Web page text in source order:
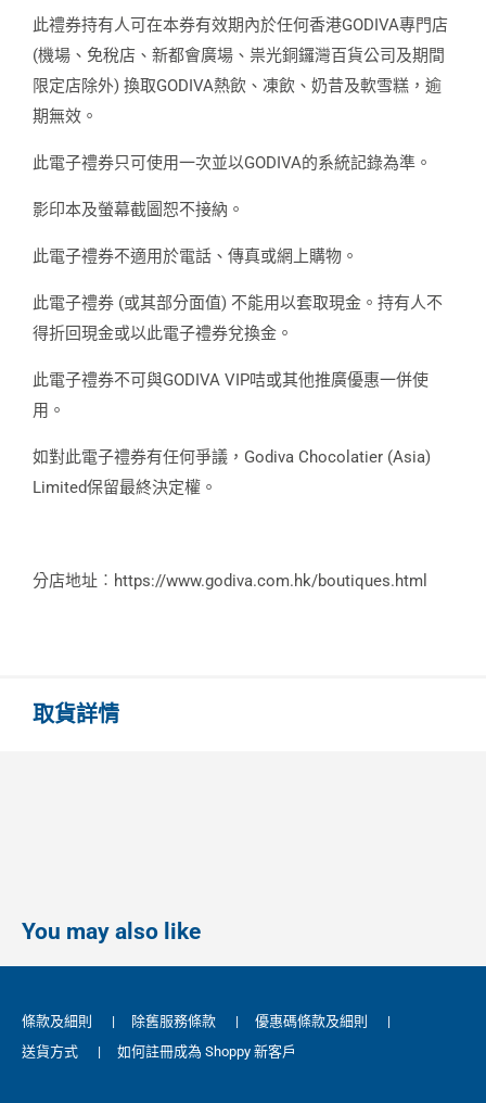
此禮券持有人可在本券有效期內於任何香港GODIVA專門店
(機場、免稅店、新都會廣場、祟光銅鑼灣百貨公司及期間
限定店除外) 換取GODIVA熱飲、凍飲、奶昔及軟雪糕，逾
期無效。
此電子禮券只可使用一次並以GODIVA的系統記錄為準。
影印本及螢幕截圖恕不接納。
此電子禮券不適用於電話、傳真或網上購物。
此電子禮券 (或其部分面值) 不能用以套取現金。持有人不
得折回現金或以此電子禮券兌換金。
此電子禮券不可與GODIVA VIP咭或其他推廣優惠一併使
用。
如對此電子禮券有任何爭議，Godiva Chocolatier (Asia)
Limited保留最終決定權。
分店地址︰https://www.godiva.com.hk/boutiques.html
取貨詳情
You may also like
條款及細則 | 除舊服務條款 | 優惠碼條款及細則
|
送貨方式
| 如何註冊成為 Shoppy 新客戶